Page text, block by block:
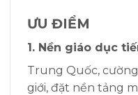
ƯU ĐIỂM
1. Nền giáo dục
Trung Quốc,
giới, đặt nền tảng